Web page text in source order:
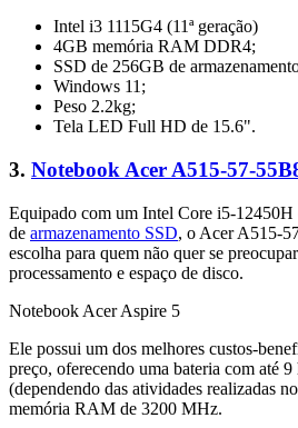
Intel i3 1115G4 (11ª geração)
4GB memória RAM DDR4;
SSD de 256GB de
Windows 11;
Peso 2.2kg;
Tela LED Full HD de 15.6".
3. Notebook Acer A515-57-
Equipado com um Intel Core i5-12450H
de armazenamento SSD, o Acer A515-
escolha para quem não quer se
processamento e espaço de disco.
Notebook Acer Aspire 5
Ele possui um dos melhores custos-
preço, oferecendo uma bateria com até 9
(dependendo das atividades realizadas
memória RAM de 3200 MHz.